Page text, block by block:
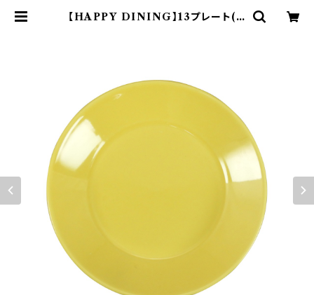
【HAPPY DINING】13プレート(イ